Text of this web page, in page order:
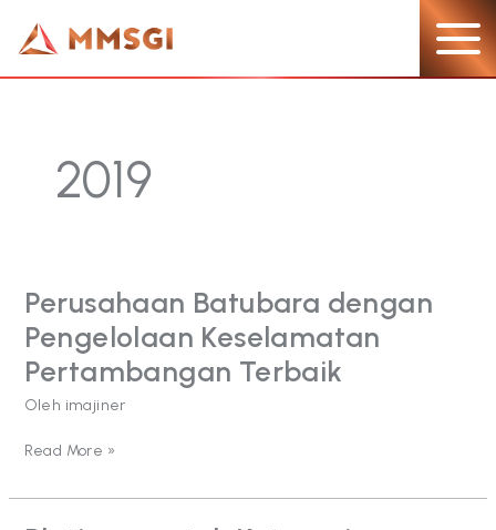
konten
2019
Perusahaan Batubara dengan
Pengelolaan Keselamatan
Pertambangan Terbaik
Oleh imajiner
Perusahaan
Batubara
dengan
Pengelolaan
Keselamatan
Pertambangan
Read More »